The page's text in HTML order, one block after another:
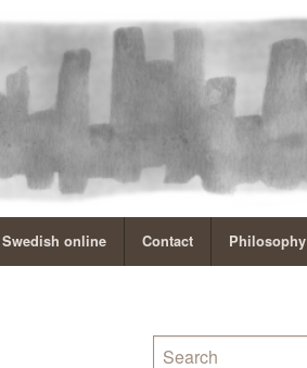
Swedish online Contact Philosophy